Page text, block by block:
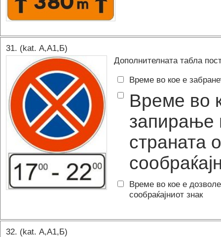
31. (kat. А,A1,Б)
Дополнителната табла
Време во кое е
Време во
запирање
страната
Време во кое е
сообраќајниот знак
32. (kat. А,A1,Б)